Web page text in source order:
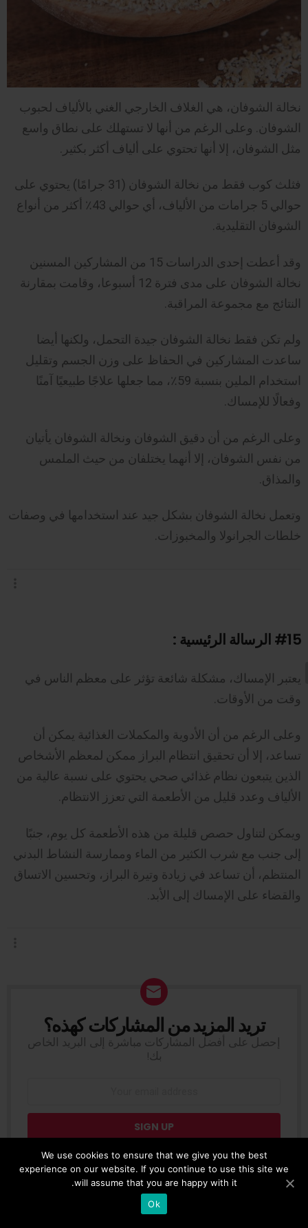
نخالة الشوفان، هي الغلاف الخارجي الغني بالألياف لحبوب
الشوفان. وعلى الرغم من أنها لا تستهلك على نطاق واسع
مثل الشوفان، إلا أنها تحتوي على ألياف أكثر بكثير.
فثلث كوب فقط من نخالة الشوفان (31 جرامًا) يحتوي على
حوالي 5 جرامات من الألياف، أي حوالي 43٪ أكثر من أنواع
الشوفان التقليدية.
وقد أعطت إحدى الدراسات 15 من المشاركين المسنين
نخالة الشوفان على مدى فترة 12 أسبوعا، وقامت بمقارنة
النتائج مع مجموعة المراقبة.
ولم تكن فقط نخالة الشوفان جيدة التحمل، ولكنها أيضا
ساعدت المشاركين في الحفاظ على وزن الجسم وتقليل
استخدام الملين بنسبة 59٪، مما جعلها علاجًا طبيعيًا آمنًا
وفعالًا للإمساك.
وعلى الرغم من أن دقيق الشوفان ونخالة الشوفان يأتيان
من نفس الشوفان، إلا أنهما يختلفان من حيث الملمس
والمذاق.
وتعمل نخالة الشوفان بشكل جيد عند استخدامها في وصفات
خلطات الجرانولا والمخبوزات.
#15 الرسالة الرئيسية :
يعتبر الإمساك، مشكلة شائعة تؤثر على معظم الناس في
وقت من الأوقات.
وعلى الرغم من أن الأدوية والمكملات الغذائية يمكن أن
تساعد، إلا أن تحقيق انتظام البراز ممكن لمعظم الأشخاص
الذين يتبعون نظام غذائي صحي يحتوي على نسبة عالية من
الألياف وعدد قليل من الأطعمة التي تعزز الانتظام.
ويمكن لتناول حصص قليلة من هذه الأطعمة كل يوم، جنبًا
إلى جنب مع شرب الكثير من الماء وممارسة النشاط البدني
المنتظم، أن تساعد في زيادة وتيرة البراز، وتحسين الاتساق
والقضاء على الإمساك إلى الأبد.
NEWSLETTER
تريد المزيد من المشاركات كهذه؟
إحصل على أفضل المشاركات مباشرة إلى البريد الخاص
بك!
Don't worry, we don't spam
We use cookies to ensure that we give you the best
experience on our website. If you continue to use this site we
will assume that you are happy with it.
Ok